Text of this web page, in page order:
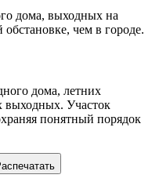
дома, выходных на
чем в городе.
дома, летних
выходных. Участок
понятный порядок